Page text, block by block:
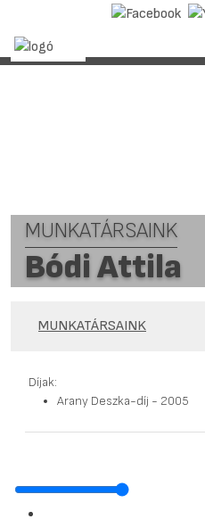
MUNKATÁRSAINK
Bódi Attila
MUNKATÁRSAINK
Díjak:
Arany Deszka-díj - 2005